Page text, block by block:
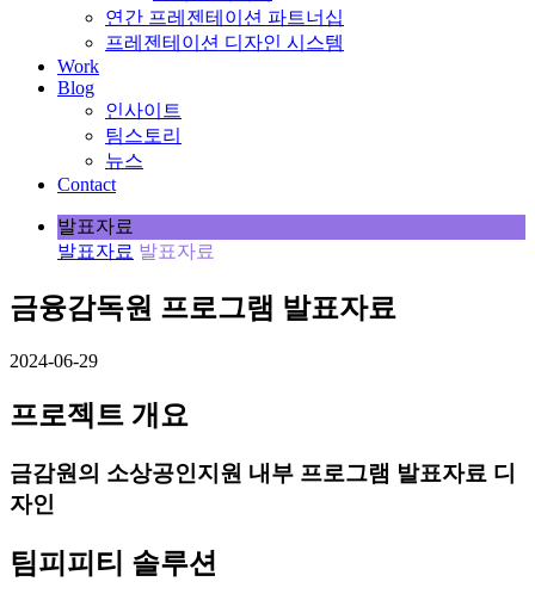
연간 프레젠테이션 파트너십
프레젠테이션 디자인 시스템
Work
Blog
인사이트
팀스토리
뉴스
Contact
발표자료
발표자료 발표자료
금융감독원 프로그램 발표자료
2024-06-29
프로젝트 개요
금감원의 소상공인지원 내부 프로그램 발표자료 디
자인
팀피피티 솔루션